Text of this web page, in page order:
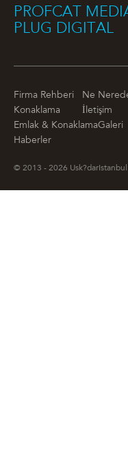
PROFCAT
PLUG DIGITAL
Firma Rehberi
Ne
Konaklama
İletişim
Emlak & KonaklamaGaleri
Haberler
© 2013 - 2026